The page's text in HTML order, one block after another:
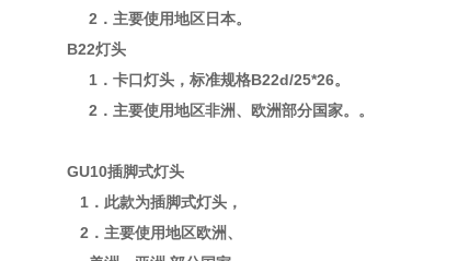
2．主要使用地区日本。
B22灯头
1．卡口灯头，标准规格B22d/25*26。
2．主要使用地区非洲、欧洲部分国家。。
GU10插脚式灯头
1．此款为插脚式灯头，
2．主要使用地区欧洲、